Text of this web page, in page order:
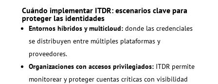
Cuándo implementar ITDR: escenarios clave para
proteger las identidades
Entornos híbridos y multicloud:donde las credenciales
se distribuyen entre múltiples plataformas y
proveedores.
Organizaciones con accesos privilegiados:ITDR permite
monitorear y proteger cuentas críticas con visibilidad